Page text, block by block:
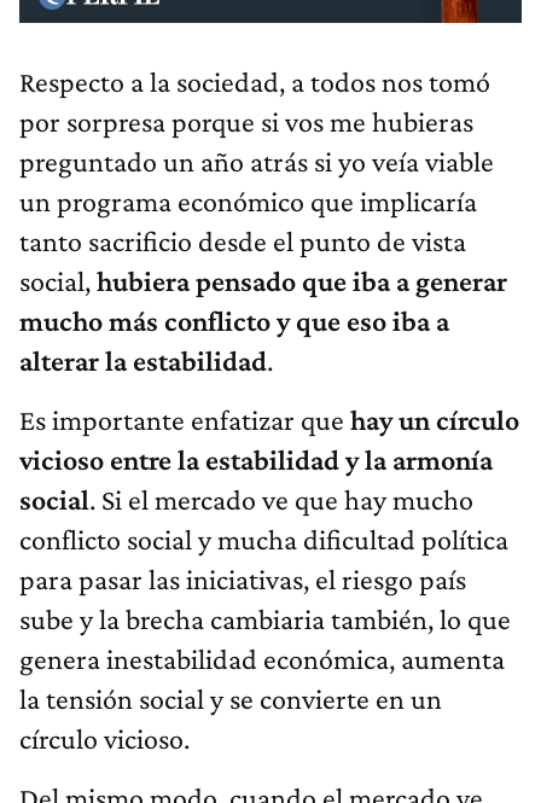
Respecto a la sociedad, a todos nos tomó
por sorpresa porque si vos me hubieras
preguntado un año atrás si yo veía viable
un programa económico que implicaría
tanto sacrificio desde el punto de vista
social,hubiera pensado que iba a generar
mucho más conflicto y que eso iba a
alterar la estabilidad.
Es importante enfatizar que hay un círculo
vicioso entre la estabilidad y la armonía
social. Si el mercado ve que hay mucho
conflicto social y mucha dificultad política
para pasar las iniciativas, el riesgo país
sube y la brecha cambiaria también, lo que
genera inestabilidad económica, aumenta
la tensión social y se convierte en un
círculo vicioso.